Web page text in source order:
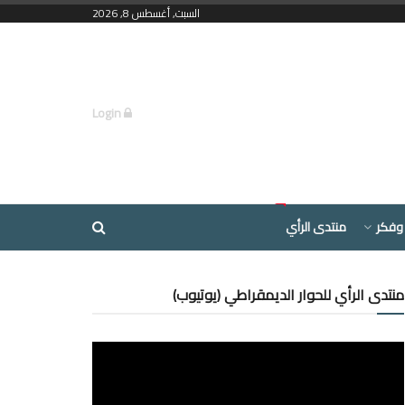
السبت, أغسطس 8, 2026
منتدى الرأي
منتدى الرأي للحوار الديمقراطي (يوتيوب)